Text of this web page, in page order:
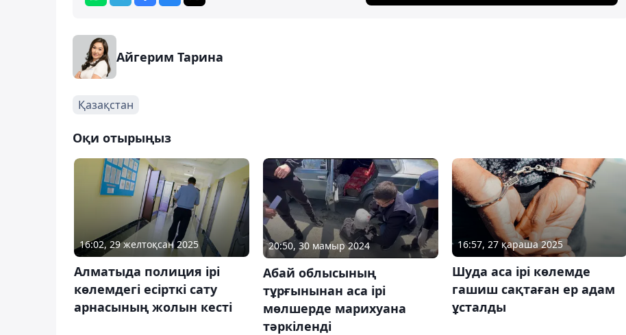
Айгерим Тарина
Қазақстан
Оқи отырыңыз
16:02, 29 желтоқсан 2025
Алматыда полиция ірі
көлемдегі есірткі сату
арнасының жолын кесті
20:50, 30 мамыр 2024
Абай облысының
тұрғынынан аса ірі
мөлшерде марихуана
тәркіленді
16:57, 27 қараша 2025
Шуда аса ірі көлемде
гашиш сақтаған ер адам
ұсталды